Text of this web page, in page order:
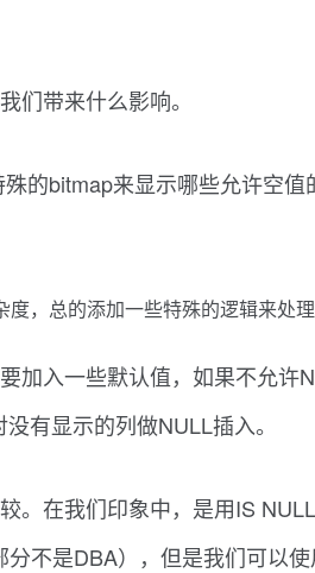
们带来什么影响。
的bitmap来显示哪些允许空
，总的添加一些特殊的逻辑来处
加入一些默认值，如果不允
有显示的列做NULL插入。
。在我们印象中，是用IS
不是DBA），但是我们可以